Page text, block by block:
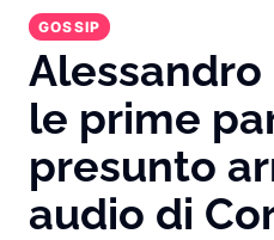
GOSSIP
Alessandro
le prime
presunto
audio di